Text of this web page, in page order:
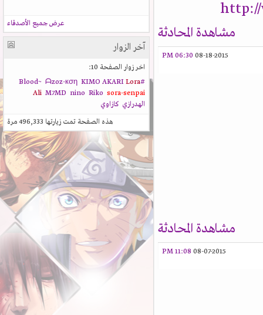
http://
مشاهدة المحادثة
08-18-2015
06:30 PM
مشاهدة المحادثة
08-07-2015
11:08 PM
عرض جميع الأصدقاء
آخر الزوار
اخر زوار الصفحة 10:
#Blood~
ᗩzoz-кση KIMO AKARILora
Ali
M7MD nino Riko
sora-senpai
الهدرازي
كازاوي
هذه الصفحة تمت زيارتها496,333مرة